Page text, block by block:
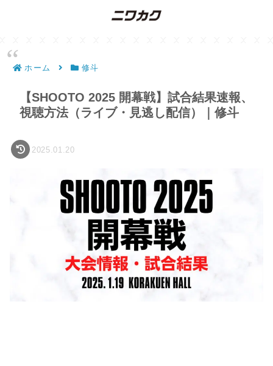
ホーム 修斗
【SHOOTO 2025 開幕戦】試合結果速報、
視聴方法（ライブ・見逃し配信）｜修斗
2025.01.20